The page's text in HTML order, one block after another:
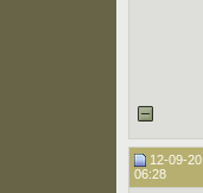
12-09-
06:28